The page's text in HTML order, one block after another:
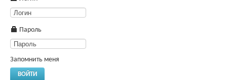
Пароль
Запомнить меня
ВОЙТИ